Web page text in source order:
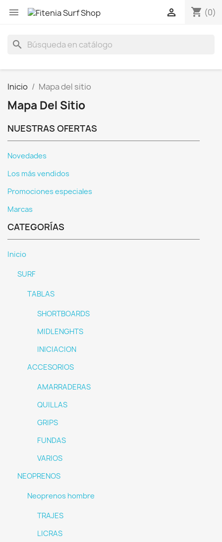
 shopping_cart (0)

search
Inicio Mapa del sitio
Mapa Del Sitio
NUESTRAS OFERTAS
Novedades
Los más vendidos
Promociones especiales
Marcas
CATEGORÍAS
Inicio
SURF
TABLAS
SHORTBOARDS
MIDLENGHTS
INICIACION
ACCESORIOS
AMARRADERAS
QUILLAS
GRIPS
FUNDAS
VARIOS
NEOPRENOS
Neoprenos hombre
TRAJES
LICRAS